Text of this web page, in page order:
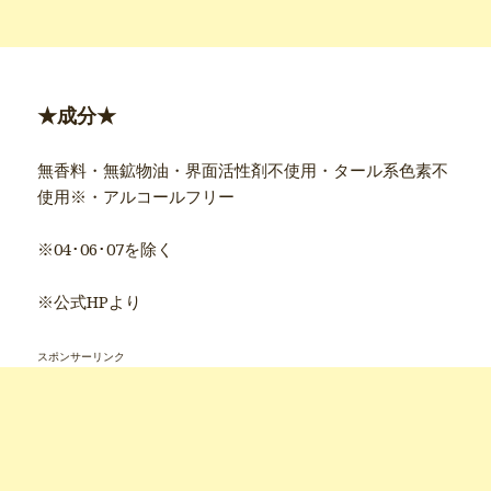
★成分★
無香料・無鉱物油・界面活性剤不使用・タール系色素不
使用※・アルコールフリー
※04･06･07を除く
※公式HPより
スポンサーリンク